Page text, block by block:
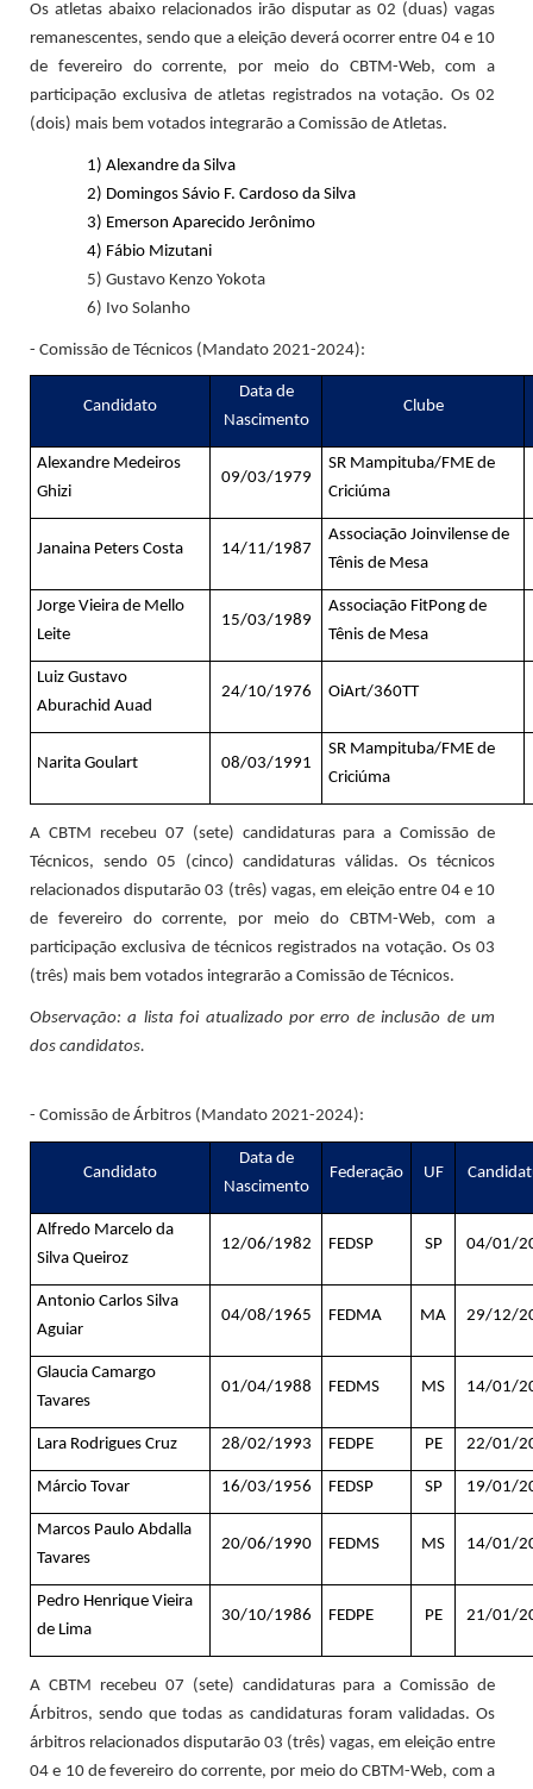
Os atletas abaixo relacionados irão disputar as 02 (duas) vagas
remanescentes, sendo que a eleição deverá ocorrer entre 04 e 10
de fevereiro do corrente, por meio do CBTM-Web, com a
participação exclusiva de atletas registrados na votação. Os 02
(dois) mais bem votados integrarão a Comissão de Atletas.
1) Alexandre da Silva
2) Domingos Sávio F. Cardoso da Silva
3) Emerson Aparecido Jerônimo
4) Fábio Mizutani
5) Gustavo Kenzo Yokota
6) Ivo Solanho
- Comissão de Técnicos (Mandato 2021-2024):
Candidato
Data de
Nascimento
Clube
Alexandre Medeiros
Ghizi
09/03/1979
SR Mampituba/FME de
Criciúma
Janaina Peters Costa 14/11/1987
Associação Joinvilense de
Tênis de Mesa
Jorge Vieira de Mello
Leite
15/03/1989
Associação FitPong de
Tênis de Mesa
Luiz Gustavo
Aburachid Auad
24/10/1976 OiArt/360TT
Narita Goulart 08/03/1991
SR Mampituba/FME de
Criciúma
A CBTM recebeu 07 (sete) candidaturas para a Comissão de
Técnicos, sendo 05 (cinco) candidaturas válidas. Os técnicos
relacionados disputarão 03 (três) vagas, em eleição entre 04 e 10
de fevereiro do corrente, por meio do CBTM-Web, com a
participação exclusiva de técnicos registrados na votação. Os 03
(três) mais bem votados integrarão a Comissão de Técnicos.
Observação: a lista foi atualizado por erro de inclusão de um
dos candidatos.
- Comissão de Árbitros (Mandato 2021-2024):
Candidato
Data de
Nascimento
Federação UF
Alfredo Marcelo da
Silva Queiroz
12/06/1982 FEDSP SP 04/01/
Antonio Carlos Silva
Aguiar
04/08/1965 FEDMA MA 29/12/
Glaucia Camargo
Tavares
01/04/1988 FEDMS MS 14/01/
Lara Rodrigues Cruz 28/02/1993 FEDPE PE 22/01/
Márcio Tovar 16/03/1956 FEDSP SP 19/01/
Marcos Paulo Abdalla
Tavares
20/06/1990 FEDMS MS 14/01/
Pedro Henrique Vieira
de Lima
30/10/1986 FEDPE PE 21/01/
A CBTM recebeu 07 (sete) candidaturas para a Comissão de
Árbitros, sendo que todas as candidaturas foram validadas. Os
árbitros relacionados disputarão 03 (três) vagas, em eleição entre
04 e 10 de fevereiro do corrente, por meio do CBTM-Web, com a